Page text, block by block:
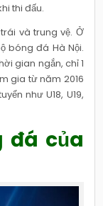
thi đấu.
và trung vệ. Ở
bóng đá Hà Nội.
gian ngắn, chỉ 1
gia từ năm 2016
như U18, U19,
đá của